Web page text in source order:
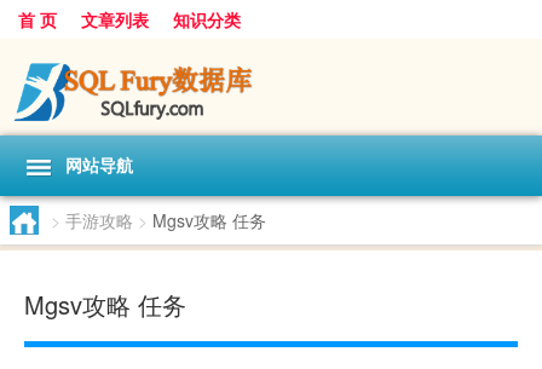
首 页 文章列表 知识分类
网站导航
> 手游攻略 > Mgsv攻略 任务
Mgsv攻略 任务